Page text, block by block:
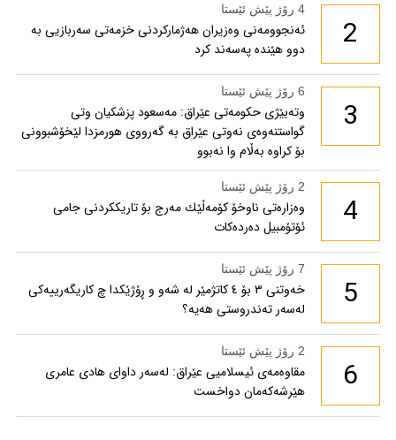
2
4 رۆژ پێش ئێستا
ئەنجوومەنی وەزیران هەژمارکردنی خزمەتی سەربازیی بە
دوو هێندە پەسەند کرد
3
6 رۆژ پێش ئێستا
وتەبێژی حکومەتی عێراق: مەسعود پزشكیان وتی
گواستنەوەی نەوتی عێراق بە گەرووی هورمزدا لێخۆشبوونی
بۆ كراوە بەڵام وا نەبوو
4
2 رۆژ پێش ئێستا
وەزارەتی ناوخۆ كۆمەڵێك مەرج بۆ تاریككردنی جامی
ئۆتۆمبیل دەردەكات
5
7 رۆژ پێش ئێستا
خەوتنی ٣ بۆ ٤ کاتژمێر لە شەو و ڕۆژێکدا چ کاریگەرییەکی
لەسەر تەندروستی هەیە؟
6
2 رۆژ پێش ئێستا
مقاوەمەی ئیسلامیی عێراق: لەسەر داوای هادی عامری
هێرشەکەمان دواخست